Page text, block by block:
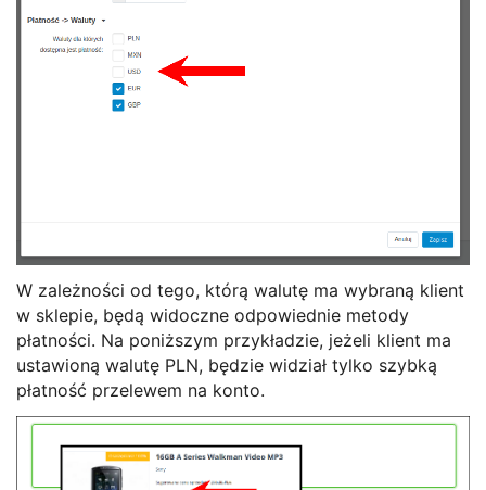
W zależności od tego, którą walutę ma wybraną klient
w sklepie, będą widoczne odpowiednie metody
płatności. Na poniższym przykładzie, jeżeli klient ma
ustawioną walutę PLN, będzie widział tylko szybką
płatność przelewem na konto.